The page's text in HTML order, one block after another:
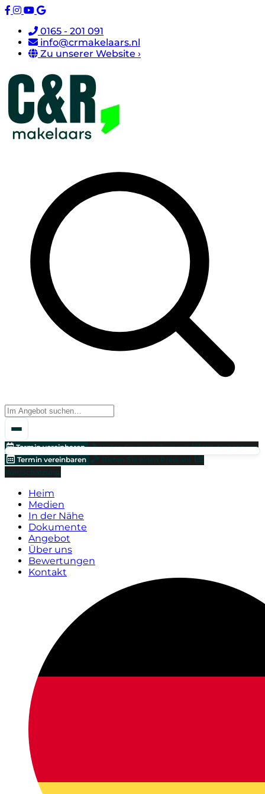
0165 - 201 091
info@crmakelaars.nl
Zu unserer Website ›
Termin vereinbaren Bieten Sie einen Preis an!
Wertschätzung
Termin vereinbaren
Bieten Sie einen Preis an!
Wertschätzung
Heim
Medien
In der Nähe
Dokumente
Angebot
Über uns
Bewertungen
Kontakt